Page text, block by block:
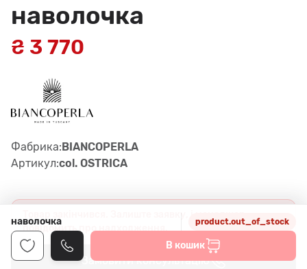
наволочка
₴ 3 770
Фабрика:BIANCOPERLA
Артикул:col. OSTRICA
Товар закінчився. Залиште заявку, і менеджер
повідомить про надходження.
Замовити консультацію
наволочка product.out_of_stock
В кошик